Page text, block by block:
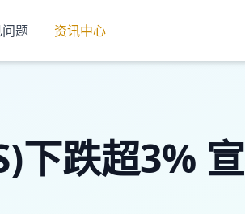
题 资讯中心
下跌超3% 宣